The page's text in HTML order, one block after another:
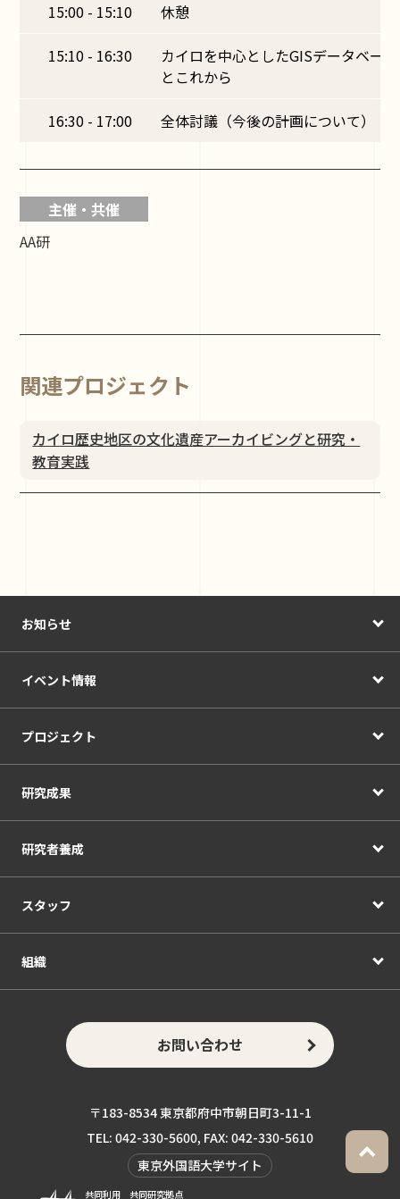
15:00 - 15:10 休憩
15:10 - 16:30
カイロを中心としたGISデータベー
とこれから
16:30 - 17:00 全体討議（今後の計画について）
主催・共催
AA研
関連プロジェクト
カイロ歴史地区の文化遺産アーカイビングと研究・
教育実践
お知らせ
イベント情報
プロジェクト
研究成果
研究者養成
スタッフ
組織
お問い合わせ
〒183-8534 東京都府中市朝日町3-11-1
TEL: 042-330-5600, FAX: 042-330-5610
東京外国語大学サイト
共同利用 共同研究拠点